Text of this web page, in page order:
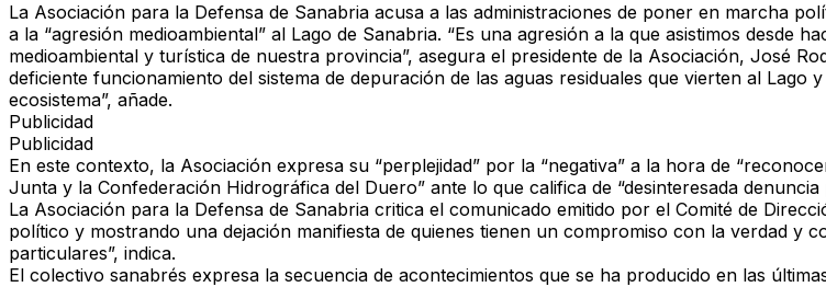
La Asociación para la Defensa de Sanabria acusa a las administraciones de poner en marcha
a la “agresión medioambiental” al Lago de Sanabria. “Es una agresión a la que asistimos desde
medioambiental y turística de nuestra provincia”, asegura el presidente de la Asociación, José
deficiente funcionamiento del sistema de depuración de las aguas residuales que vierten al
ecosistema”, añade.
Publicidad
Publicidad
En este contexto, la Asociación expresa su “perplejidad” por la “negativa” a la hora de
Junta y la Confederación Hidrográfica del Duero” ante lo que califica de “desinteresada
La Asociación para la Defensa de Sanabria critica el comunicado emitido por el Comité de
político y mostrando una dejación manifiesta de quienes tienen un compromiso con la verdad y
particulares”, indica.
El colectivo sanabrés expresa la secuencia de acontecimientos que se ha producido en las